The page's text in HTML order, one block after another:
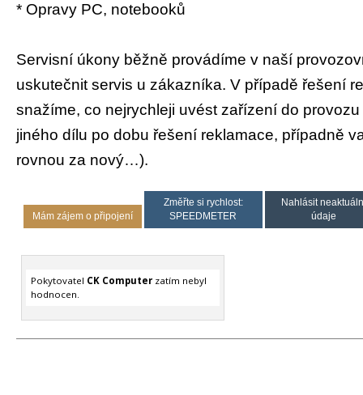
* Opravy PC, notebooků
Servisní úkony běžně provádíme v naší
uskutečnit servis u zákazníka. V případě řešení
snažíme, co nejrychleji uvést zařízení do
jiného dílu po dobu řešení reklamace, případně
rovnou za nový…).
Mám zájem o připojení
Změřte si rychlost:
SPEEDMETER
Nahlásit
údaje
Pokytovatel CK Computerzatím nebyl
hodnocen.